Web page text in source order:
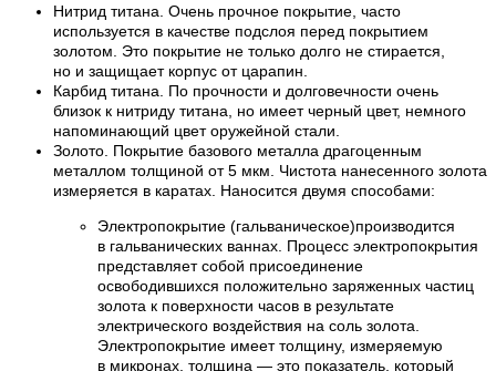
Нитрид титана. Очень прочное покрытие, часто
используется в качестве подслоя перед покрытием
золотом. Это покрытие не только долго не стирается,
но и защищает корпус от царапин.
Карбид титана. По прочности и долговечности очень
близок к нитриду титана, но имеет черный цвет, немного
напоминающий цвет оружейной стали.
Золото. Покрытие базового металла драгоценным
металлом толщиной от 5 мкм. Чистота нанесенного золота
измеряется в каратах. Наносится двумя способами:
Электропокрытие (гальваническое)производится
в гальванических ваннах. Процесс электропокрытия
представляет собой присоединение
освободившихся положительно заряженных частиц
золота к поверхности часов в результате
электрического воздействия на соль золота.
Электропокрытие имеет толщину, измеряемую
в микронах, толщина — это показатель, который